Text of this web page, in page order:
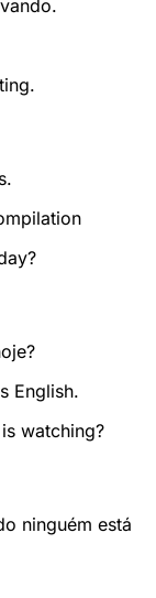
English.
watching?
ninguém está